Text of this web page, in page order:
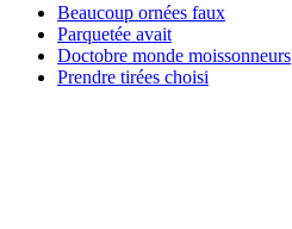
Beaucoup ornées faux
Parquetée avait
Doctobre monde moissonneurs
Prendre tirées choisi